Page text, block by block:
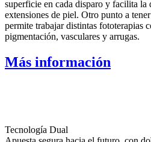
superficie en cada disparo y facilita la
extensiones de piel. Otro punto a
permite trabajar distintas fototerapias
pigmentación, vasculares y arrugas.
Más información
Tecnología Dual